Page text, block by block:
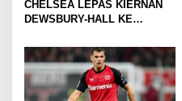
CHELSEA LEPAS KIERNAN
DEWSBURY-HALL KE
SANG GELANDANG DIMULAI